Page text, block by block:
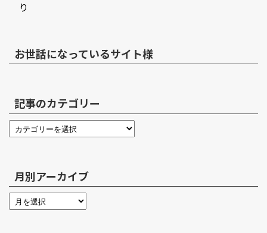
り
お世話になっているサイト様
記事のカテゴリー
月別アーカイブ